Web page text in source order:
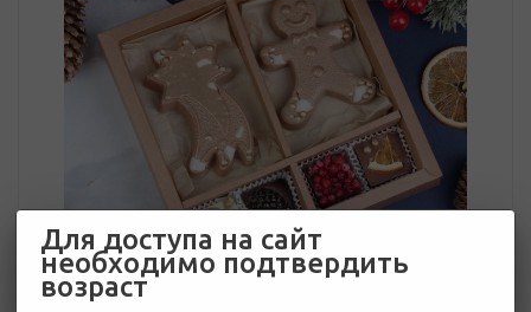
Для доступа на сайт
необходимо подтвердить
возраст